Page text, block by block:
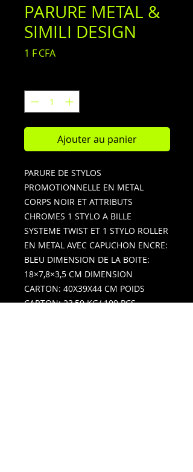
PARURE METAL &
SIMILI DESIGN
1 F CFAPrix
Ajouter au panier
PARURE DE STYLOS
PROMOTIONNELLE EN METAL
CORPS NOIR ET ATTRIBUTS
CHROMES 1 STYLO A BILLE
SYSTEME TWIST ET 1 STYLO ROLLER
EN METAL AVEC CAPUCHON ENCRE:
BLEU DIMENSION DE LA BOITE:
18×7,8×3,5 CM DIMENSION
CARTON: 40X39X44 CM POIDS
CARTON: 23,50 KG/ 100 PCS